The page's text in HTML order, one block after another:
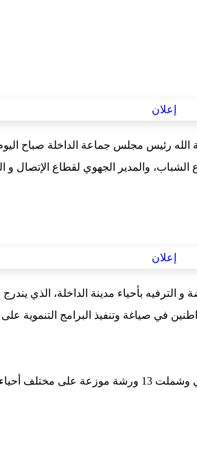
الشباب، والمدير الجهوي لقطاع
بأحياء مدينة الداخلة، الذي يندرج
في صياغة وتنفيذ البرامج التنموية
وقد شكل الاجتماع مناسبة لاستعراض نتائج الورشات التشاورية